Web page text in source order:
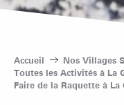
Accueil Nos Villages
Toutes les Activités à La
Faire de la Raquette à